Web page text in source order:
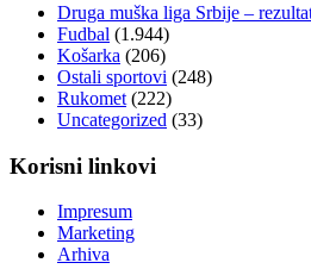
Druga muška liga Srbije –
Fudbal (1.944)
Košarka (206)
Ostali sportovi (248)
Rukomet (222)
Uncategorized (33)
Korisni linkovi
Impresum
Marketing
Arhiva